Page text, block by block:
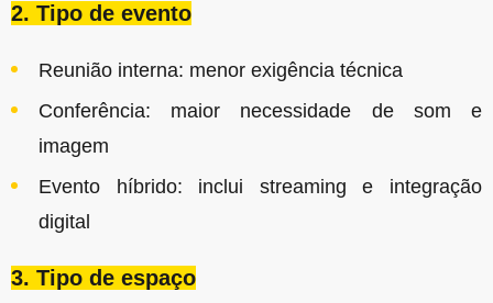
2. Tipo de evento
Reunião interna: menor exigência técnica
Conferência: maior necessidade de som e
imagem
Evento híbrido: inclui streaming e integração
digital
3. Tipo de espaço